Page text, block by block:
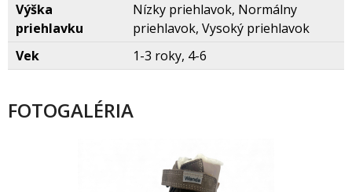
Výška
priehlavku
Nízky priehlavok, Normálny
priehlavok, Vysoký priehlavok
Vek
1-3 roky, 4-6
FOTOGALÉRIA